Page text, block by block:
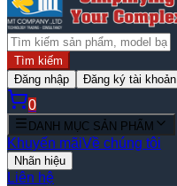
Tìm kiếm
Đăng nhập
Đăng ký tài khoản
0
DANH MỤC SẢN PHẨM
Khuyến mãiVề chúng tôi
Nhãn hiệu
Liên hệ